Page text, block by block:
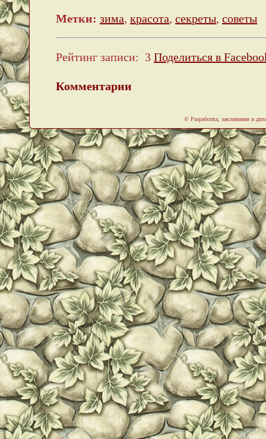
Метки: зима,красота,секреты,советы
Рейтинг записи: 3 Поделиться в
Комментарии
© Разработка, заклинания и